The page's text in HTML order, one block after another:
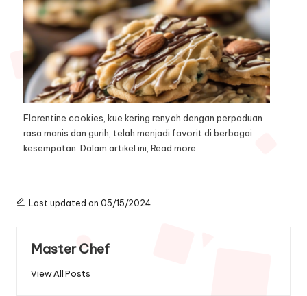
Florentine cookies, kue kering renyah dengan perpaduan
rasa manis dan gurih, telah menjadi favorit di berbagai
kesempatan. Dalam artikel ini, Read more
Last updated on 05/15/2024
Master Chef
View All Posts